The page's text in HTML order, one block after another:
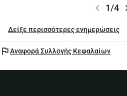
chevron_left 1/4
Δείξε περισσότερες ενημερώσεις
flagΑναφορά Συλλογής Κεφαλαίων